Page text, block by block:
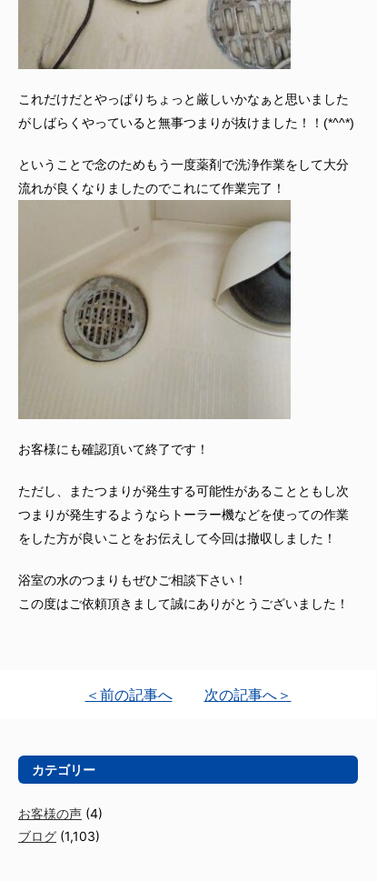
これだけだとやっぱりちょっと厳しいかなぁと思いました
がしばらくやっていると無事つまりが抜けました！！(*^^*)
ということで念のためもう一度薬剤で洗浄作業をして大分
流れが良くなりましたのでこれにて作業完了！
お客様にも確認頂いて終了です！
ただし、またつまりが発生する可能性があることともし次
つまりが発生するようならトーラー機などを使っての作業
をした方が良いことをお伝えして今回は撤収しました！
浴室の水のつまりもぜひご相談下さい！
この度はご依頼頂きまして誠にありがとうございました！
＜前の記事へ 次の記事へ＞
カテゴリー
お客様の声 (4)
ブログ (1,103)